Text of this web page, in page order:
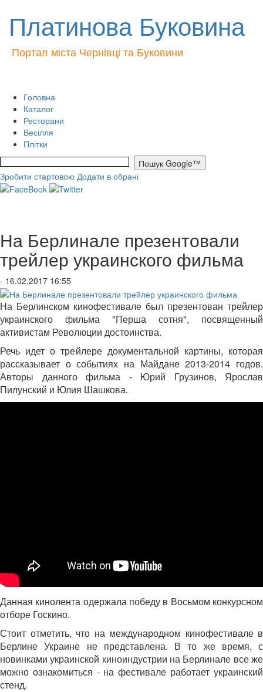
Платинова Буковина
Портал міста Чернівці та Буковини
Головна
Каталог
Ресторани
Весілля
Плітки
Зробити стартовою Додати в обрані
На Берлинале презентовали
трейлер украинского фильма
- 16.02.2017 16:55
На Берлинском кинофестивале был презентован трейлер
украинского фильма "Перша сотня", посвященный
активистам Революции достоинства.
Речь идет о трейлере документальной картины, которая
рассказывает о событиях на Майдане 2013-2014 годов.
Авторы данного фильма - Юрий Грузинов, Ярослав
Пилунский и Юлия Шашкова.
Данная кинолента одержала победу в Восьмом конкурсном
отборе Госкино.
Стоит отметить, что на международном кинофестивале в
Берлине Украине не представлена. В то же время, с
новинками украинской киноиндустрии на Берлинале все же
можно ознакомиться - на фестивале работает украинский
стенд.